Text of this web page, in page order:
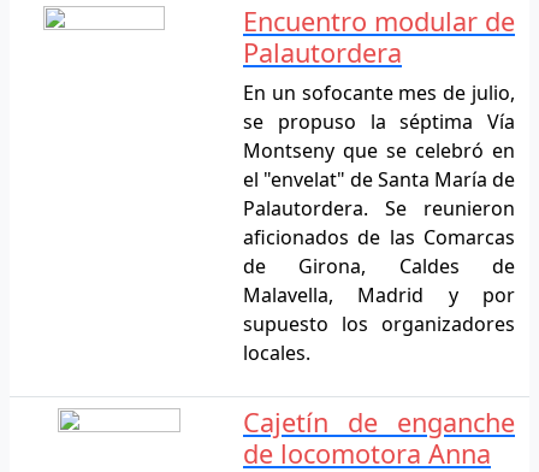
Encuentro modular de
Palautordera
En un sofocante mes de julio,
se propuso la séptima Vía
Montseny que se celebró en
el "envelat" de Santa María de
Palautordera. Se reunieron
aficionados de las Comarcas
de Girona, Caldes de
Malavella, Madrid y por
supuesto los organizadores
locales.
Cajetín de enganche
de locomotora Anna